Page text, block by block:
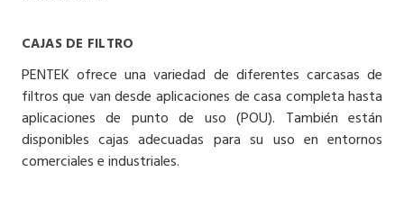
CAJAS DE FILTRO
PENTEK ofrece una variedad de diferentes carcasas de
filtros que van desde aplicaciones de casa completa hasta
aplicaciones de punto de uso (POU). También están
disponibles cajas adecuadas para su uso en entornos
comerciales e industriales.